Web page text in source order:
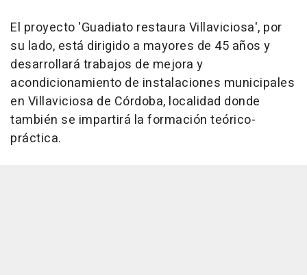
El proyecto 'Guadiato restaura Villaviciosa', por
su lado, está dirigido a mayores de 45 años y
desarrollará trabajos de mejora y
acondicionamiento de instalaciones municipales
en Villaviciosa de Córdoba, localidad donde
también se impartirá la formación teórico-
práctica.